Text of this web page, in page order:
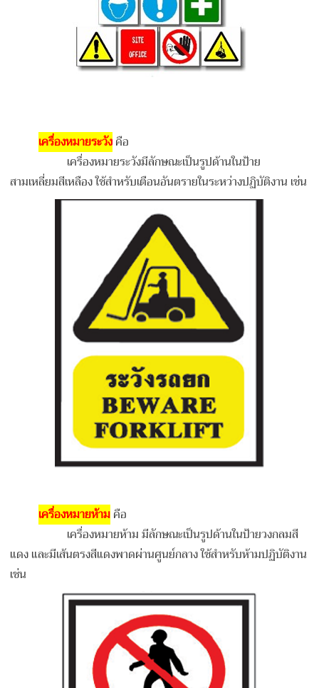
เครื่องหมายระวังคือ
เครื่องหมายระวังมีลักษณะเป็นรูปด้านในป้าย
สามเหลี่ยมสีเหลือง ใช้สำหรับเตือนอันตรายในระหว่างปฏิบัติงาน เช่น
เครื่องหมายห้ามคือ
เครื่องหมายห้าม มีลักษณะเป็นรูปด้านในป้ายวงกลมสี
แดง และมีเส้นตรงสีแดงพาดผ่านศูนย์กลาง ใช้สำหรับห้ามปฏิบัติงาน
เช่น